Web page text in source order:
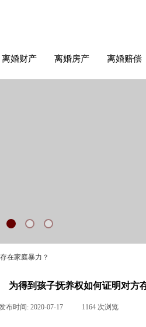
离婚财产 离婚房产 离婚赔偿
在家庭暴力？
为得到孩子抚养权如何证明对方
布时间: 2020-07-17 1164 次浏览